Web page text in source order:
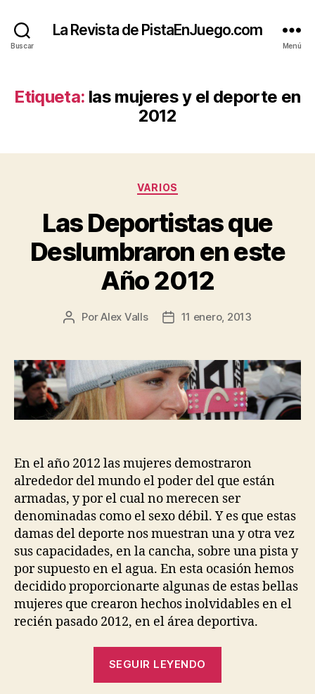
Buscar
La Revista de PistaEnJuego.com
Menú
Etiqueta: las mujeres y el deporte en
2012
Categorías
VARIOS
Las Deportistas que
Deslumbraron en este
Año 2012
Autor
entrada
PorAlex Valls
Fecha
entrada
11 enero, 2013
En el año 2012 las mujeres demostraron
alrededor del mundo el poder del que están
armadas, y por el cual no merecen ser
denominadas como el sexo débil. Y es que estas
damas del deporte nos muestran una y otra vez
sus capacidades, en la cancha, sobre una pista y
por supuesto en el agua. En esta ocasión hemos
decidido proporcionarte algunas de estas bellas
mujeres que crearon hechos inolvidables en el
recién pasado 2012, en el área deportiva.
SEGUIR LEYENDO